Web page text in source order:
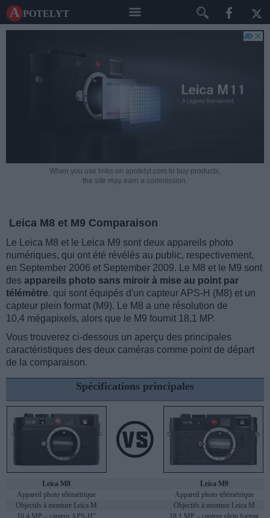
A potelyt
When you use links on apotelyt.com to buy products,
the site may earn a commission.
Leica M8 et M9 Comparaison
Le Leica M8 et le Leica M9 sont deux appareils photo
numériques, qui ont été révélés au public, respectivement,
en September 2006 et September 2009. Le M8 et le M9 sont
des appareils photo sans miroir à mise au point par
télémètre. qui sont équipés d'un capteur APS-H (M8) et un
capteur plein format (M9). Le M8 a une résolution de
10,4 mégapixels, alors que le M9 fournit 18,1 MP.
Vous trouverez ci-dessous un aperçu des principales
caractéristiques des deux caméras comme point de départ
de la comparaison.
Spécifications principales
Leica M8
Leica M9
Appareil photo télémétrique
Appareil photo télémétrique
Objectifs à monture Leica M
Objectifs à monture Leica M
10,4 MP – capteur APS-H"
18,1 MP – capteur plein format